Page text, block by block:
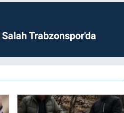
Trabzonspor'da